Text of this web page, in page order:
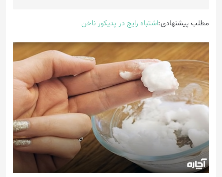
مطلب پیشنهادی:اشتباه رایج در پدیکور ناخن